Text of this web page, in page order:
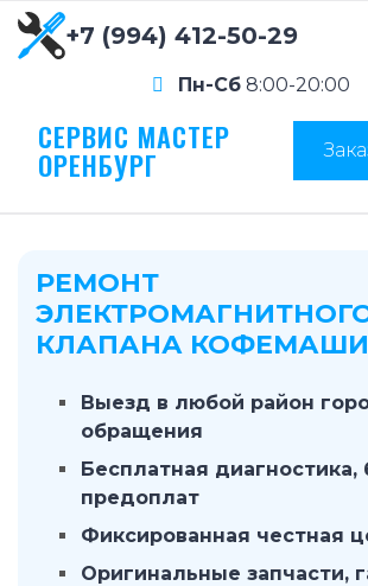
+7 (994) 412-50-29
Пн-Сб 8:00-20:00
СЕРВИС МАСТЕР
ОРЕНБУРГ
РЕМОНТ
КЛАПАНА
Выезд в любой район
обращения
Бесплатная диагностика,
предоплат
Фиксированная честная
Оригинальные запчасти,